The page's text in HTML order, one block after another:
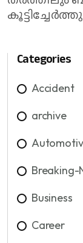
Categories
Accident
archive
Breaking-
Business
Career